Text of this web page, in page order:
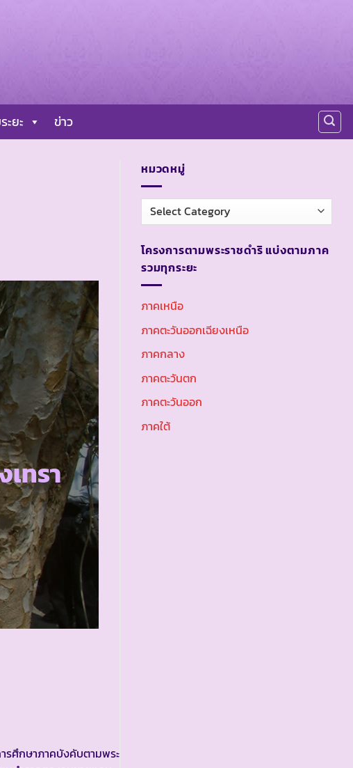
ยะ ข่าว
ทรา
รศึกษาภาคบังคับตามพระ
หมวดหมู่
หมวด
หมู่
โครงการตามพระราชดำริ แบ่งตามภาค
รวมทุกระยะ
ภาคเหนือ
ภาคตะวันออกเฉียงเหนือ
ภาคกลาง
ภาคตะวันตก
ภาคตะวันออก
ภาคใต้